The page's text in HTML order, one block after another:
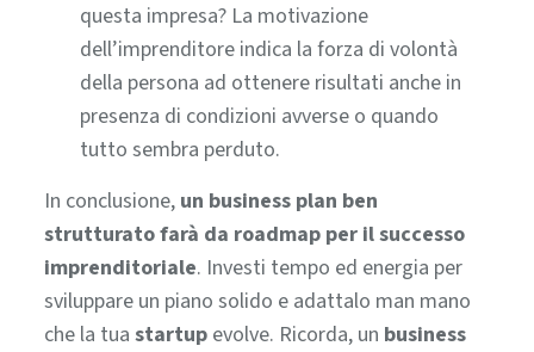
questa impresa? La motivazione
dell’imprenditore indica la forza di volontà
della persona ad ottenere risultati anche in
presenza di condizioni avverse o quando
tutto sembra perduto.
In conclusione, un business plan ben
strutturato farà da roadmap per il successo
imprenditoriale. Investi tempo ed energia per
sviluppare un piano solido e adattalo man mano
che la tua startupevolve. Ricorda, un business